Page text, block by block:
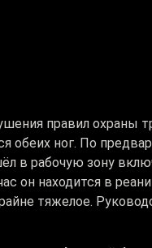
правил охраны
обеих ног. По
в рабочую зону
он находится в
тяжелое.